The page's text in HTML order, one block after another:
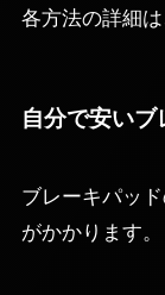
各方法の詳細は
自分で安い
ブレーキパッ
がかかります。